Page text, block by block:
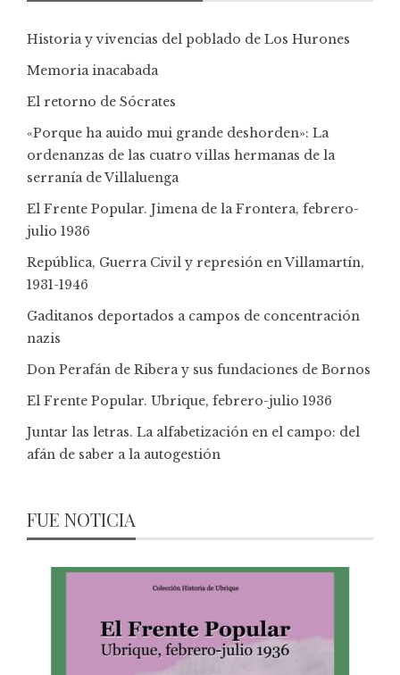
Historia y vivencias del poblado de Los Hurones
Memoria inacabada
El retorno de Sócrates
«Porque ha auido mui grande deshorden»: La
ordenanzas de las cuatro villas hermanas de la
serranía de Villaluenga
El Frente Popular. Jimena de la Frontera, febrero-
julio 1936
República, Guerra Civil y represión en Villamartín,
1931-1946
Gaditanos deportados a campos de concentración
nazis
Don Perafán de Ribera y sus fundaciones de Bornos
El Frente Popular. Ubrique, febrero-julio 1936
Juntar las letras. La alfabetización en el campo: del
afán de saber a la autogestión
FUE NOTICIA